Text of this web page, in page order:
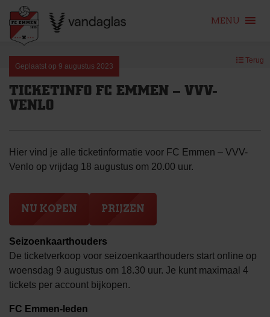
content
MENU
Geplaatst op 9 augustus 2023
Terug
TICKETINFO FC EMMEN – VVV-
VENLO
Hier vind je alle ticketinformatie voor FC Emmen – VVV-
Venlo op vrijdag 18 augustus om 20.00 uur.
NU KOPEN PRIJZEN
Seizoenkaarthouders
De ticketverkoop voor seizoenkaarthouders start online op
woensdag 9 augustus om 18.30 uur. Je kunt maximaal 4
tickets per account bijkopen.
FC Emmen-leden